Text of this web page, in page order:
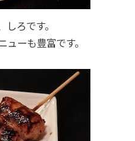
ろです。
ーも豊富です。